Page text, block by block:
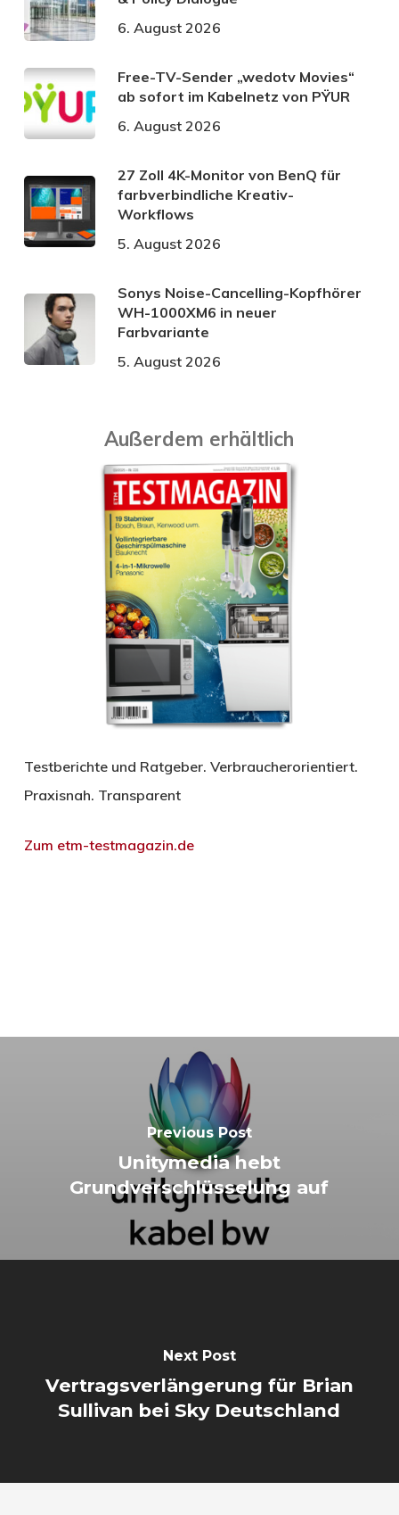
6. August 2026
Free-TV-Sender „wedotv Movies“
ab sofort im Kabelnetz von PŸUR
6. August 2026
27 Zoll 4K-Monitor von BenQ für
farbverbindliche Kreativ-
Workflows
5. August 2026
Sonys Noise-Cancelling-Kopfhörer
WH-1000XM6 in neuer
Farbvariante
5. August 2026
Außerdem erhältlich
Testberichte und Ratgeber. Verbraucherorientiert.
Praxisnah. Transparent
Zum etm-testmagazin.de
Previous Post
Unitymedia hebt
Grundverschlüsselung auf
Next Post
Vertragsverlängerung für Brian
Sullivan bei Sky Deutschland